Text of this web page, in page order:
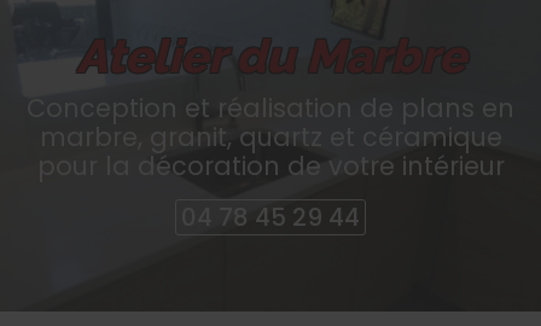
Atelier du Marbre
Conception et réalisation de plans en
marbre, granit, quartz et céramique
pour la décoration de votre intérieur
04 78 45 29 44
Atelier du Marbre